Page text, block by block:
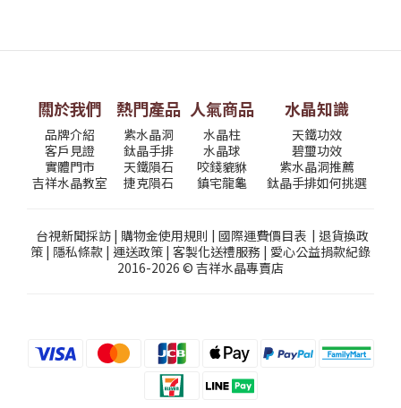
關於我們
品牌介紹
客戶見證
實體門市
吉祥水晶教室
熱門產品
紫水晶洞
鈦晶手排
天鐵隕石
捷克隕石
人氣商品
水晶柱
水晶球
咬錢貔貅
鎮宅龍龜
水晶知識
天鐵功效
碧璽功效
紫水晶洞推薦
鈦晶手排如何挑選
台視新聞採訪| 購物金使用規則 | 國際運費價目表| 退貨換政
策 | 隱私條款 | 運送政策 | 客製化送禮服務 | 愛心公益捐款紀錄
2016-2026 © 吉祥水晶專賣店